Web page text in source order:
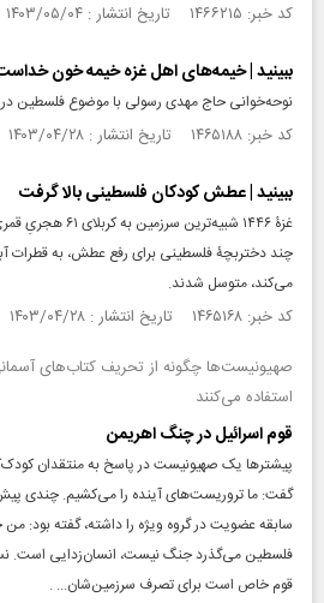
کد خبر: ۱۴۶۶۲۱۵ تاریخ انتشار : ۱۴۰۳/۰۵/۰۴
ببینید | خیمه‌های اهل غزه خیمه خون
نوحه‌خوانی حاج مهدی رسولی با موضوع فلسطین در
کد خبر: ۱۴۶۵۱۸۸ تاریخ انتشار : ۱۴۰۳/۰۴/۲۸
ببینید | عطش کودکان فلسطینی بالا گرفت
غزۀ ۱۴۴۶ شبیه‌ترین
چند دختربچۀ فلسطینی برای رفع عطش، به قطرات
می‌کند، متوسل شدند.
کد خبر: ۱۴۶۵۱۶۸ تاریخ انتشار : ۱۴۰۳/۰۴/۲۸
صهیونیست‌ها چگونه از تحریف کتاب‌های
استفاده می‌کنند
قوم اسرائیل در چنگ اهریمن
پیشترها یک صهیونیست در پاسخ به منتقدان
گفت: ما تروریست‌های آینده را می‌کشیم. چندی
سابقه عضویت در گروه ویژه را داشته، گفته بود:
فلسطین می‌گذرد جنگ نیست، انسان‌زدایی
قوم خاص است برای تصرف سرزمین‌شان‌... .